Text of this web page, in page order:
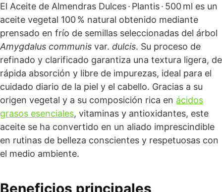
El Aceite de Almendras Dulces · Plantis · 500 ml es un
aceite vegetal 100 % natural obtenido mediante
prensado en frío de semillas seleccionadas del árbol
Amygdalus communis var. dulcis. Su proceso de
refinado y clarificado garantiza una textura ligera, de
rápida absorción y libre de impurezas, ideal para el
cuidado diario de la piel y el cabello. Gracias a su
origen vegetal y a su composición rica en ácidos
grasos esenciales, vitaminas y antioxidantes, este
aceite se ha convertido en un aliado imprescindible
en rutinas de belleza conscientes y respetuosas con
el medio ambiente.
Beneficios principales